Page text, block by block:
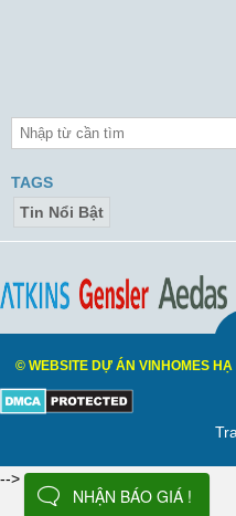
TAGS
Tin Nổi Bật
© WEBSITE DỰ ÁN VINHOMES HẠ
-->
NHẬN BÁO GIÁ !